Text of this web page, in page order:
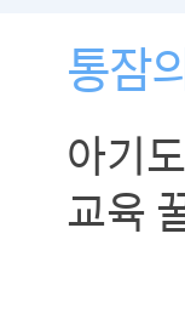
통잠
아기
교육